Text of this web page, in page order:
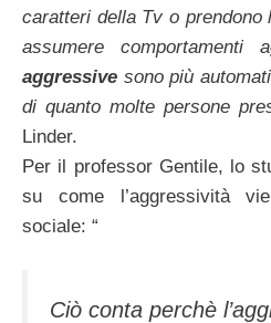
caratteri della Tv o
assumere comportamenti
aggressive sono più
di quanto molte persone
Linder.
Per il professor Gentile, lo
su come l’aggressività
sociale: “
Ciò conta perchè